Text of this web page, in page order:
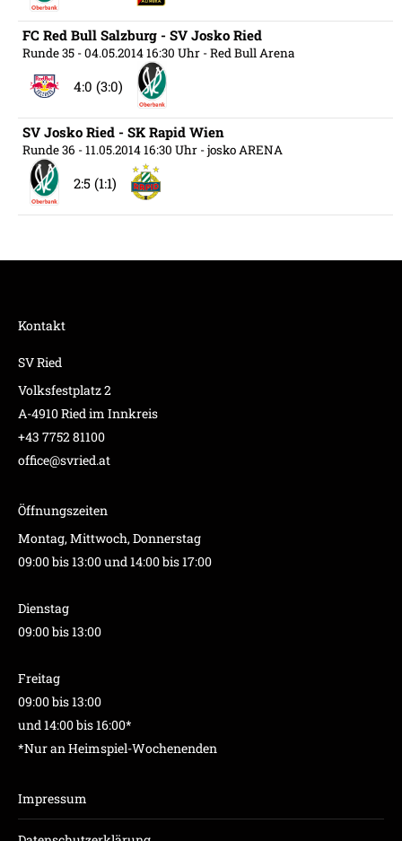
FC Red Bull Salzburg - SV Josko Ried
Runde 35 - 04.05.2014 16:30 Uhr - Red Bull Arena
4:0 (3:0)
SV Josko Ried - SK Rapid Wien
Runde 36 - 11.05.2014 16:30 Uhr - josko ARENA
2:5 (1:1)
Kontakt
SV Ried
Volksfestplatz 2
A-4910 Ried im Innkreis
+43 7752 81100
office@svried.at
Öffnungszeiten
Montag, Mittwoch, Donnerstag
09:00 bis 13:00 und 14:00 bis 17:00
Dienstag
09:00 bis 13:00
Freitag
09:00 bis 13:00
und 14:00 bis 16:00*
*Nur an Heimspiel-Wochenenden
Impressum